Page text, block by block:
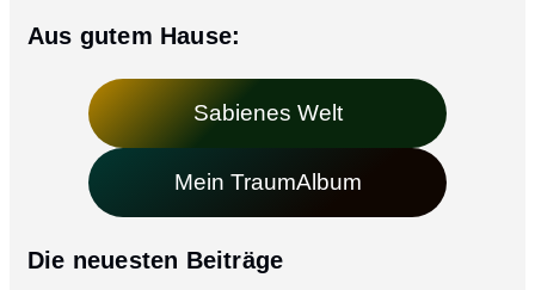
Aus gutem Hause:
Sabienes Welt
Mein TraumAlbum
Die neuesten Beiträge